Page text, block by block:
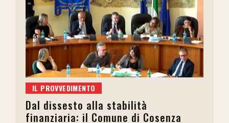
IL PROVVEDIMENTO
Dal dissesto alla stabilità
finanziaria: il Comune di Cosenza